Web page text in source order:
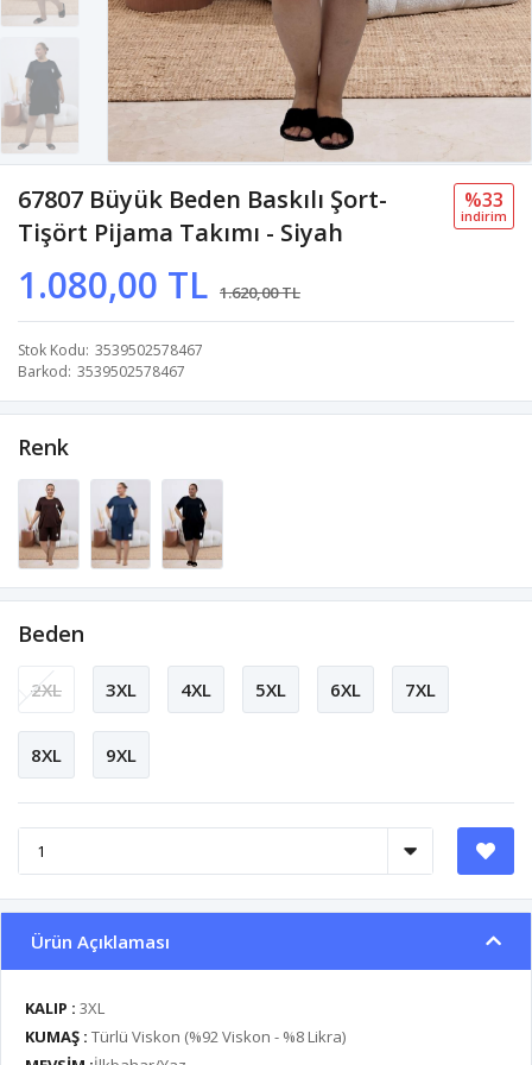
67807 Büyük Beden Baskılı Şort-
Tişört Pijama Takımı - Siyah
1.080,00 TL 1.620,00 TL
%33
i̇ndi̇ri̇m
Stok Kodu 3539502578467
Barkod 3539502578467
Renk
Beden
2XL 3XL 4XL 5XL 6XL 7XL
8XL 9XL
Ürün Açıklaması
KALIP : 3XL
KUMAŞ : Türlü Viskon (%92 Viskon - %8 Likra)